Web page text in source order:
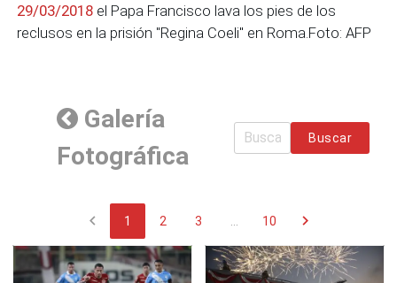
29/03/2018 el Papa Francisco lava los pies de los
reclusos en la prisión "Regina Coeli" en Roma.Foto: AFP
Galería
Fotográfica
Buscar
chevron_left 1 2 3 10 chevron_right